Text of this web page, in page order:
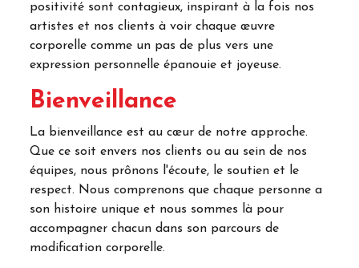
positivité sont contagieux, inspirant à la fois nos
artistes et nos clients à voir chaque œuvre
corporelle comme un pas de plus vers une
expression personnelle épanouie et joyeuse.
Bienveillance
La bienveillance est au cœur de notre approche.
Que ce soit envers nos clients ou au sein de nos
équipes, nous prônons l'écoute, le soutien et le
respect. Nous comprenons que chaque personne a
son histoire unique et nous sommes là pour
accompagner chacun dans son parcours de
modification corporelle.